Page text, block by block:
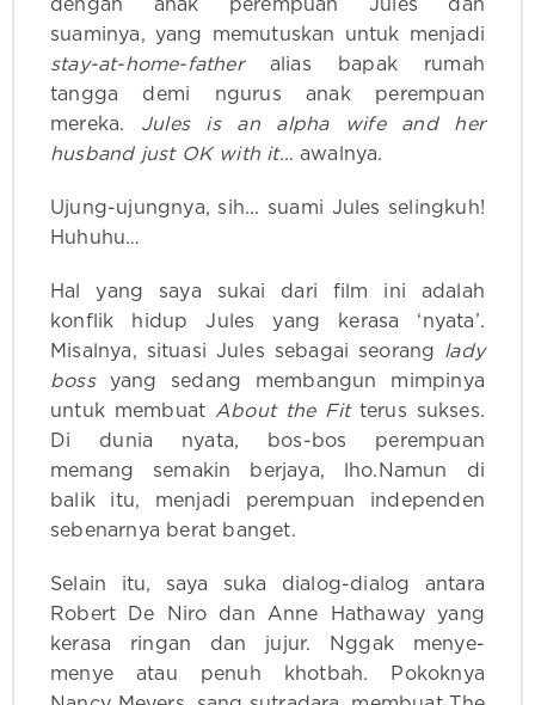
dengan anak perempuan Jules dan
suaminya, yang memutuskan untuk menjadi
stay-at-home-fatheralias bapak rumah
tangga demi ngurus anak perempuan
mereka. Jules is an alpha wife and her
husband just OK with it… awalnya.
Ujung-ujungnya, sih... suami Jules selingkuh!
Huhuhu…
Hal yang saya sukai dari film ini adalah
konflik hidup Jules yang kerasa ‘nyata’.
Misalnya, situasi Jules sebagai seorang lady
boss yang sedang membangun mimpinya
untuk membuat About the Fit terus sukses.
Di dunia nyata, bos-bos perempuan
memang semakin berjaya, lho.Namun di
balik itu, menjadi perempuan independen
sebenarnya berat banget.
Selain itu, saya suka dialog-dialog antara
Robert De Niro dan Anne Hathaway yang
kerasa ringan dan jujur. Nggak menye-
menye atau penuh khotbah. Pokoknya